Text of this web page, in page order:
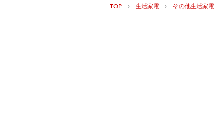
TOP › 生活家電 › その他生活家電